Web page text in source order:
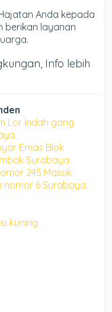
Anda kepada
berikan layanan
Info lebih
Lor Indah gang
Emas Blok
Surabaya.
245 Masuk
nomor 6 Surabaya.
kuning